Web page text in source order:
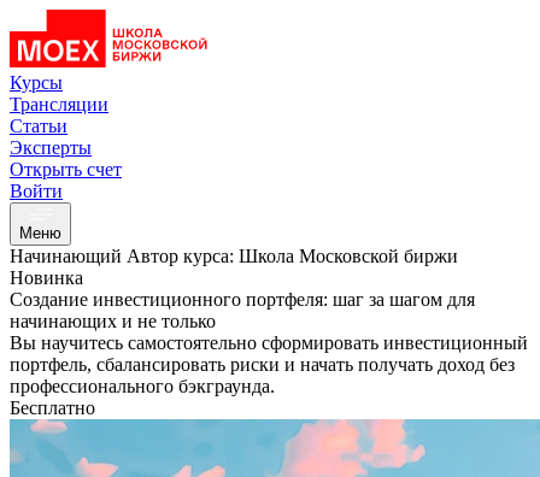
Курсы
Трансляции
Статьи
Эксперты
Открыть счет
Войти
Меню
Начинающий Автор курса: Школа Московской биржи
Новинка
Создание инвестиционного портфеля: шаг за шагом для
начинающих и не только
Вы научитесь самостоятельно сформировать инвестиционный
портфель, сбалансировать риски и начать получать доход без
профессионального бэкграунда.
Бесплатно